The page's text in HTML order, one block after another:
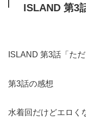
ISLAND 第3
ISLAND 第3話「た
第3話の感想
水着回だけどエロく